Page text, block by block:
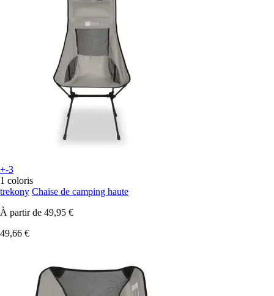
+-3
1 coloris
trekony Chaise de camping haute
À partir de 49,95 €
49,66 €